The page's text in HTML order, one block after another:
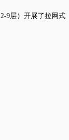
2-9层）开展了拉网式